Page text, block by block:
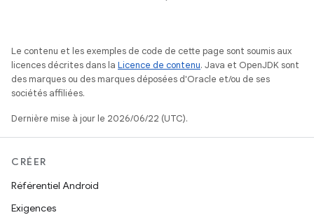
Le contenu et les exemples de code de cette page sont soumis aux
licences décrites dans la Licence de contenu. Java et OpenJDK sont
des marques ou des marques déposées d'Oracle et/ou de ses
sociétés affiliées.
Dernière mise à jour le 2026/06/22 (UTC).
CRÉER
Référentiel Android
Exigences